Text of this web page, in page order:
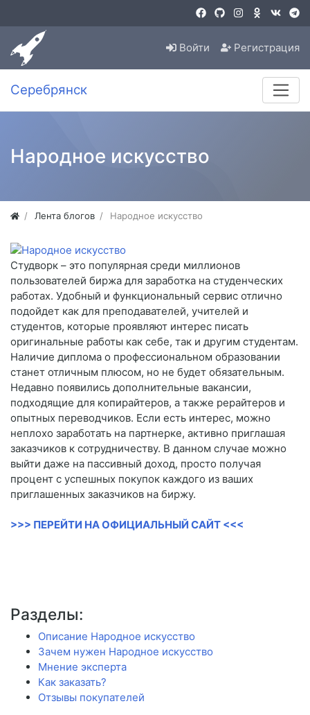
Войти Регистрация
Серебрянск
Народное искусство
Лента блогов Народное искусство
Студворк – это популярная среди миллионов
пользователей биржа для заработка на студенческих
работах. Удобный и функциональный сервис отлично
подойдет как для преподавателей, учителей и
студентов, которые проявляют интерес писать
оригинальные работы как себе, так и другим студентам.
Наличие диплома о профессиональном образовании
станет отличным плюсом, но не будет обязательным.
Недавно появились дополнительные вакансии,
подходящие для копирайтеров, а также рерайтеров и
опытных переводчиков. Если есть интерес, можно
неплохо заработать на партнерке, активно приглашая
заказчиков к сотрудничеству. В данном случае можно
выйти даже на пассивный доход, просто получая
процент с успешных покупок каждого из ваших
приглашенных заказчиков на биржу.
>>> ПЕРЕЙТИ НА ОФИЦИАЛЬНЫЙ САЙТ <<<
Разделы:
Описание Народное искусство
Зачем нужен Народное искусство
Мнение эксперта
Как заказать?
Отзывы покупателей